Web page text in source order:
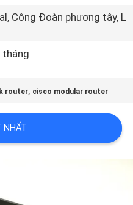
Công Đoàn phương tây, L
tháng
router, cisco modular router
NHẤT